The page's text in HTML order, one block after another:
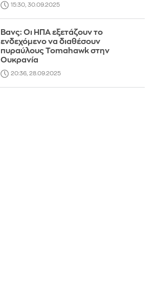
15:30, 30.09.2025
Βανς: Οι ΗΠΑ εξετάζουν το
ενδεχόμενο να διαθέσουν
πυραύλους Tomahawk στην
Ουκρανία
20:36, 28.09.2025